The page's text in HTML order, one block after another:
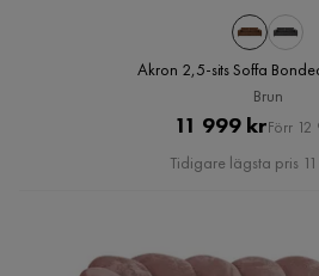
Akron 2,5-sits Soffa
Brun
Pris
11 999 kr
Pris
Förr
Tidigare lägsta pris